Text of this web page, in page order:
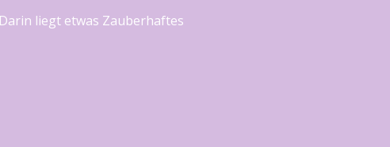
liegt etwas Zauberhaftes